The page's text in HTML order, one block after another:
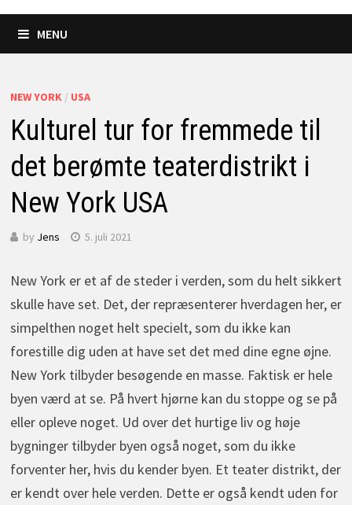
MENU
NEW YORK / USA
Kulturel tur for fremmede til
det berømte teaterdistrikt i
New York USA
by Jens 5. juli 2021
New York er et af de steder i verden, som du helt sikkert
skulle have set. Det, der repræsenterer hverdagen her, er
simpelthen noget helt specielt, som du ikke kan
forestille dig uden at have set det med dine egne øjne.
New York tilbyder besøgende en masse. Faktisk er hele
byen værd at se. På hvert hjørne kan du stoppe og se på
eller opleve noget. Ud over det hurtige liv og høje
bygninger tilbyder byen også noget, som du ikke
forventer her, hvis du kender byen. Et teater distrikt, der
er kendt over hele verden. Dette er også kendt uden for